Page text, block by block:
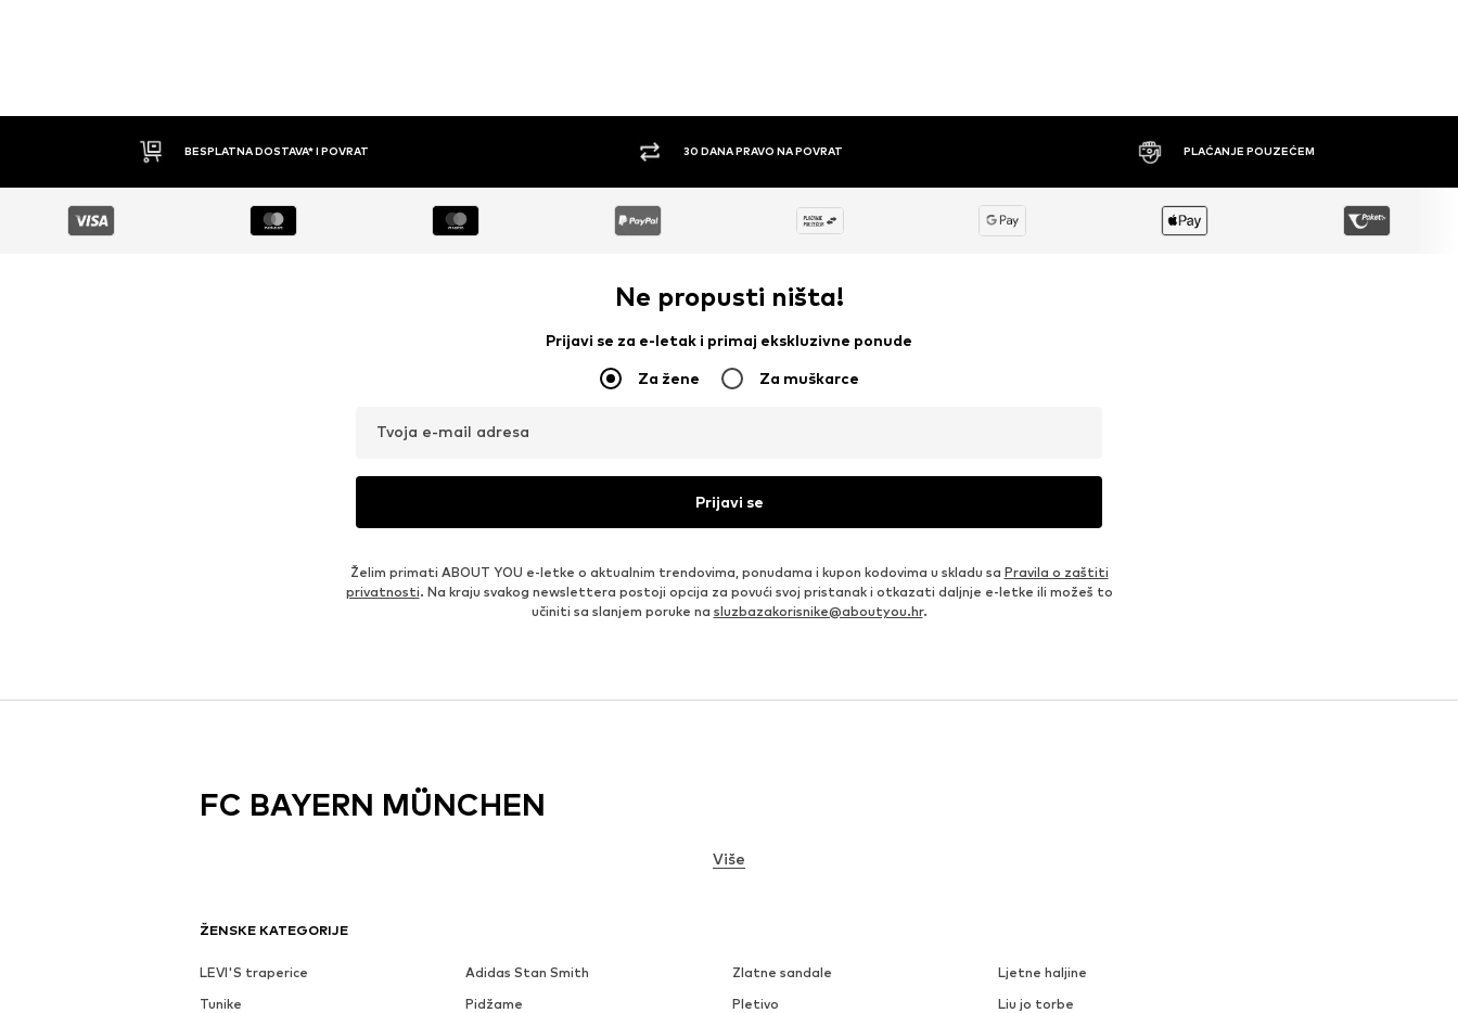
BESPLATNA DOSTAVA* I POVRAT 30 DANA PRAVO NA POVRAT PLAĆANJE POUZEĆEM
Ne propusti ništa!
Prijavi se za e-letak i primaj ekskluzivne ponude
Za žene Za muškarce
Tvoja e-mail adresa
Prijavi se
Želim primati ABOUT YOU e-letke o aktualnim trendovima, ponudama i kupon kodovima u skladu sa Pravila o zaštiti
privatnosti. Na kraju svakog newslettera postoji opcija za povući svoj pristanak i otkazati daljnje e-letke ili možeš to
učiniti sa slanjem poruke na sluzbazakorisnike@aboutyou.hr.
ŽENSKE KATEGORIJE
LEVI'S traperice Adidas Stan Smith Zlatne sandale
Ljetne haljine
Tunike
Pidžame Pletivo
Liu jo torbe
FC BAYERN MÜNCHEN
Više